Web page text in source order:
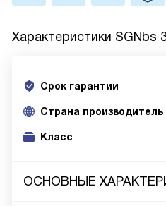
Характеристики SGNbs
Срок гарантии
Cтрана производитель
Класс
ОСНОВНЫЕ